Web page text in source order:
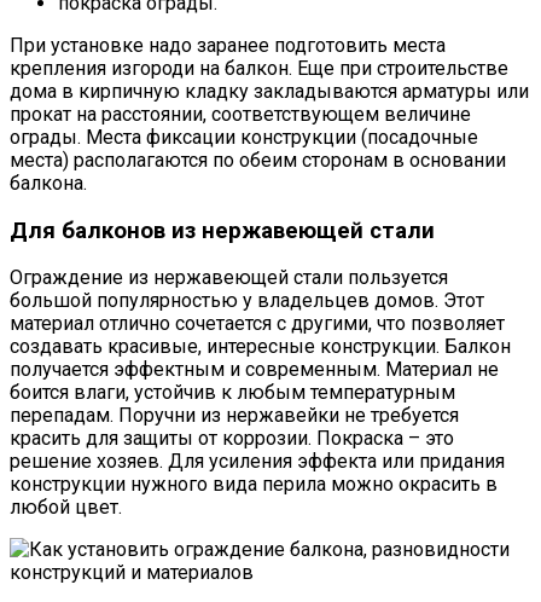
При установке надо заранее подготовить места
крепления изгороди на балкон. Еще при строительстве
дома в кирпичную кладку закладываются арматуры или
прокат на расстоянии, соответствующем величине
ограды. Места фиксации конструкции (посадочные
места) располагаются по обеим сторонам в основании
балкона.
Для балконов из нержавеющей стали
Ограждение из нержавеющей стали пользуется
большой популярностью у владельцев домов. Этот
материал отлично сочетается с другими, что позволяет
создавать красивые, интересные конструкции. Балкон
получается эффектным и современным. Материал не
боится влаги, устойчив к любым температурным
перепадам. Поручни из нержавейки не требуется
красить для защиты от коррозии. Покраска – это
решение хозяев. Для усиления эффекта или придания
конструкции нужного вида перила можно окрасить в
любой цвет.